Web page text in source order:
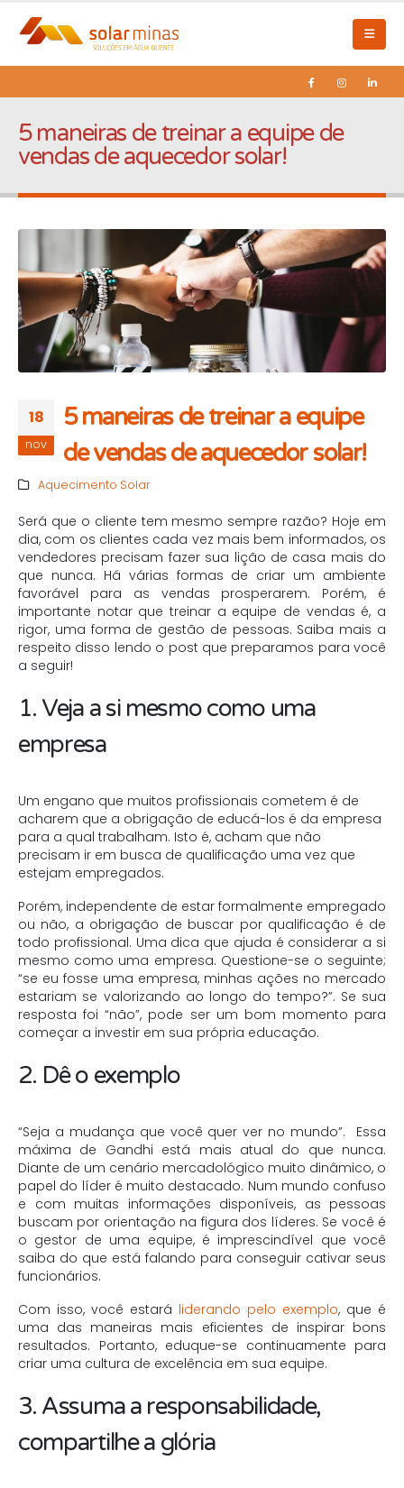
5 maneiras de treinar a equipe de
vendas de aquecedor solar!
18
nov
5 maneiras de treinar a equipe
de vendas de aquecedor solar!
Aquecimento Solar
Será que o cliente tem mesmo sempre razão? Hoje em
dia, com os clientes cada vez mais bem informados, os
vendedores precisam fazer sua lição de casa mais do
que nunca. Há várias formas de criar um ambiente
favorável para as vendas prosperarem. Porém, é
importante notar que treinar a equipe de vendas é, a
rigor, uma forma de gestão de pessoas. Saiba mais a
respeito disso lendo o post que preparamos para você
a seguir!
1. Veja a si mesmo como uma
empresa
Um engano que muitos profissionais cometem é de
acharem que a obrigação de educá-los é da empresa
para a qual trabalham. Isto é, acham que não
precisam ir em busca de qualificação uma vez que
estejam empregados.
Porém, independente de estar formalmente empregado
ou não, a obrigação de buscar por qualificação é de
todo profissional. Uma dica que ajuda é considerar a si
mesmo como uma empresa. Questione-se o seguinte;
“se eu fosse uma empresa, minhas ações no mercado
estariam se valorizando ao longo do tempo?”. Se sua
resposta foi “não”, pode ser um bom momento para
começar a investir em sua própria educação.
2. Dê o exemplo
“Seja a mudança que você quer ver no mundo”. Essa
máxima de Gandhi está mais atual do que nunca.
Diante de um cenário mercadológico muito dinâmico, o
papel do líder é muito destacado. Num mundo confuso
e com muitas informações disponíveis, as pessoas
buscam por orientação na figura dos líderes. Se você é
o gestor de uma equipe, é imprescindível que você
saiba do que está falando para conseguir cativar seus
funcionários.
Com isso, você estará liderando pelo exemplo, que é
uma das maneiras mais eficientes de inspirar bons
resultados. Portanto, eduque-se continuamente para
criar uma cultura de excelência em sua equipe.
3. Assuma a responsabilidade,
compartilhe a glória